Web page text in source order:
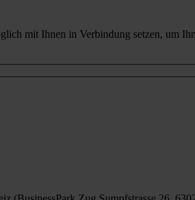
mit Ihnen in Verbindung setzen, um